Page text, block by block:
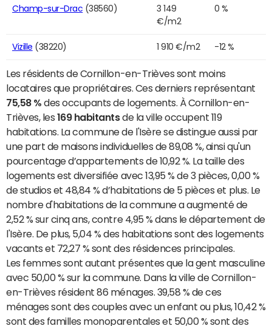
Champ-sur-Drac (38560)
3 149
€/m2
0 %
Vizille (38220) 1 910 €/m2 -12 %
Les résidents de Cornillon-en-Trièves sont moins
locataires que propriétaires. Ces derniers représentant
75,58 % des occupants de logements. À Cornillon-en-
Trièves, les 169 habitantsde la ville occupent 119
habitations. La commune de l'Isère se distingue aussi par
une part de maisons individuelles de 89,08 %, ainsi qu'un
pourcentage d’appartements de 10,92 %. La taille des
logements est diversifiée avec 13,95 % de 3 pièces, 0,00 %
de studios et 48,84 % d’habitations de 5 pièces et plus. Le
nombre d'habitations de la commune a augmenté de
2,52 % sur cinq ans, contre 4,95 % dans le département de
l'Isère. De plus, 5,04 % des habitations sont des logements
vacants et 72,27 % sont des résidences principales.
Les femmes sont autant présentes que la gent masculine
avec 50,00 % sur la commune. Dans la ville de Cornillon-
en-Trièves résident 86 ménages. 39,58 % de ces
ménages sont des couples avec un enfant ou plus, 10,42 %
sont des familles monoparentales et 50,00 % sont des